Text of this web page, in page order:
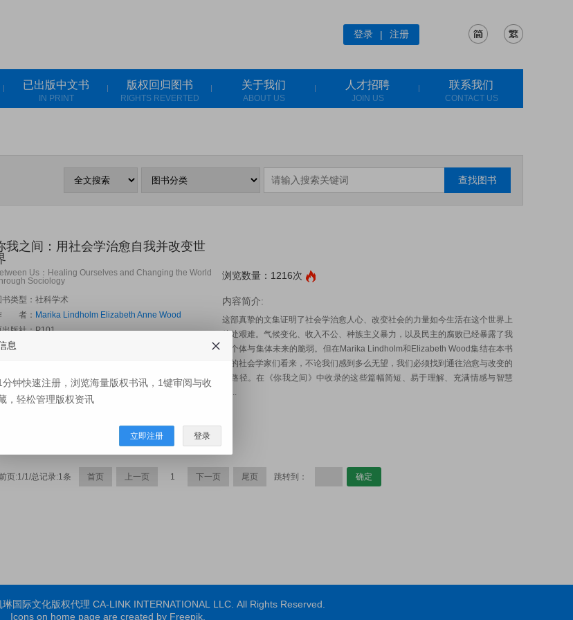
登录 | 注册
已出版中文书
IN PRINT
版权回归图书
RIGHTS REVERTED
关于我们
ABOUT US
人才招聘
JOIN US
联系我们
CONTACT US
查找图书
我之间：用社会学治愈自我并改变世
Us：Healing Ourselves and Changing the World
Sociology
书类型：社科学术
者： Marika Lindholm Elizabeth Anne Wood
出版社：P101
权信息：简体版权已售,繁体版权存在
书开本：152×229 mm
阅资料：PDF
浏览数量：1216次
内容简介:
这部真挚的文集证明了社会学治愈人心、改变社会的力量如今生活在这个世界上
处处艰难。气候变化、收入不公、种族主义暴力，以及民主的腐败已经暴露了我
们个体与集体未来的脆弱。但在Marika Lindholm和Elizabeth Wood集结在本书
中的社会学家们看来，不论我们感到多么无望，我们必须找到通往治愈与改变的
新路径。在《你我之间》中收录的这些篇幅简短、易于理解、充满情感与智慧
力...
页:1/1/总记录:1条 首页 上一页 1 下一页 尾页 跳转到：
国际文化版权代理 CA-LINK INTERNATIONAL LLC. All Rights Reserved.
Icons on home page are created by Freepik.
息
分钟快速注册，浏览海量版权书讯，1键审阅与收
，轻松管理版权资讯
立即注册 登录